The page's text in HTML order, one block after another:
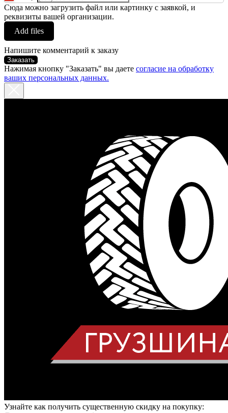
Сюда можно загрузить файл или картинку с заявкой, и
реквизиты вашей организации.
Add files
Напишите комментарий к заказу
Заказать
Нажимая кнопку "Заказать" вы даете согласие на обработку
ваших персональных данных.
Узнайте как получить существенную скидку на покупку: